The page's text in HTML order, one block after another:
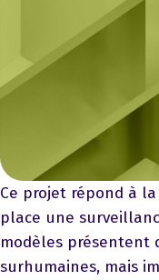
Ce projet répond à
place une
modèles présentent
surhumaines, mais